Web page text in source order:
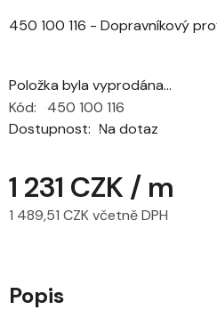
450 100 116 - Dopravníkový
Položka byla vyprodána…
Dostupnost Na dotaz
Kód: 450 100 116
1 231 CZK / m
1 489,51 CZK včetně DPH
Popis